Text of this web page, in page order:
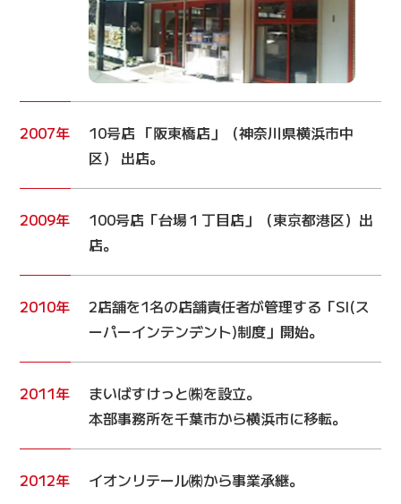
2007年
10号店 「阪東橋店」（神奈川県横浜市中
区） 出店。
2009年
100号店「台場１丁目店」（東京都港区）出
店。
2010年
2店舗を1名の店舗責任者が管理する「SI(ス
ーパーインテンデント)制度」開始。
2011年
まいばすけっと㈱を設立。
本部事務所を千葉市から横浜市に移転。
2012年 イオンリテール㈱から事業承継。